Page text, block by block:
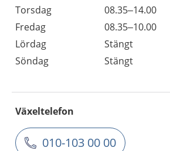
Torsdag
08.35–14.00
Fredag
08.35–10.00
Lördag
Stängt
Söndag
Stängt
Växeltelefon
010-103 00 00